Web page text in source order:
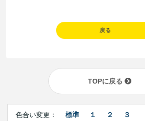
戻る
TOPに戻る
Right
色合い変更： 標準 １ ２ ３